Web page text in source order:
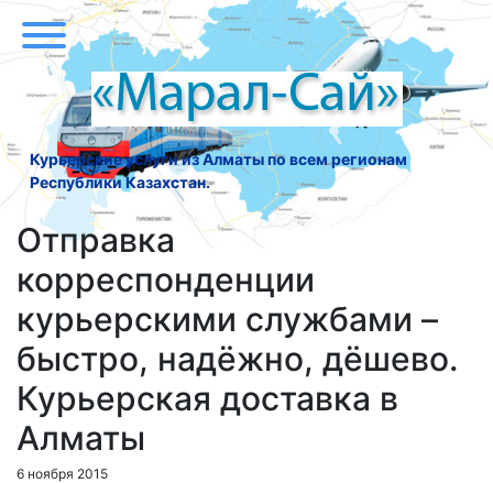
Курьерские услуги из Алматы по всем регионам
Республики Казахстан.
Отправка
корреспонденции
курьерскими службами –
быстро, надёжно, дёшево.
Курьерская доставка в
Алматы
6 ноября 2015